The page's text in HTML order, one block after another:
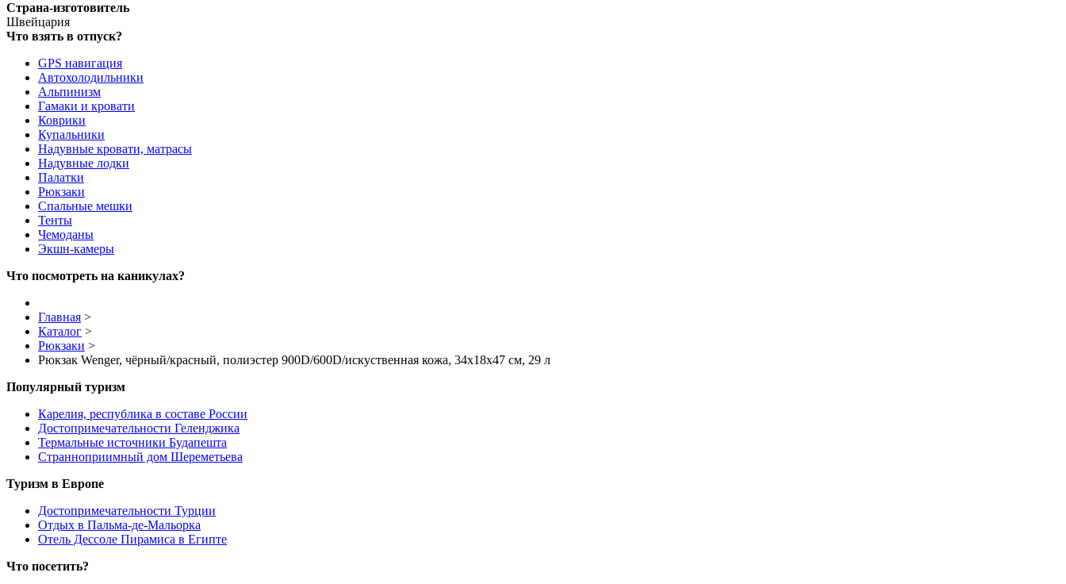
Страна-изготовитель
Швейцария
Что взять в отпуск?
GPS навигация
Автохолодильники
Альпинизм
Гамаки и кровати
Коврики
Купальники
Надувные кровати, матрасы
Надувные лодки
Палатки
Рюкзаки
Спальные мешки
Тенты
Чемоданы
Экшн-камеры
Что посмотреть на каникулах?
Главная >
Каталог >
Рюкзаки >
Рюкзак Wenger, чёрный/красный, полиэстер 900D/600D/искуственная кожа, 34x18x47 см, 29 л
Популярный туризм
Карелия, республика в составе России
Достопримечательности Геленджика
Термальные источники Будапешта
Странноприимный дом Шереметьева
Туризм в Европе
Достопримечательности Турции
Отдых в Пальма-де-Мальорка
Отель Дессоле Пирамиса в Египте
Что посетить?